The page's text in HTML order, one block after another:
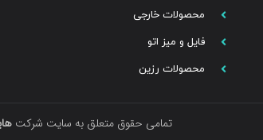
محصولات خارجی
فایل و میز اتو
محصولات رزین
تمامی حقوق متعلق به سایت شرکت